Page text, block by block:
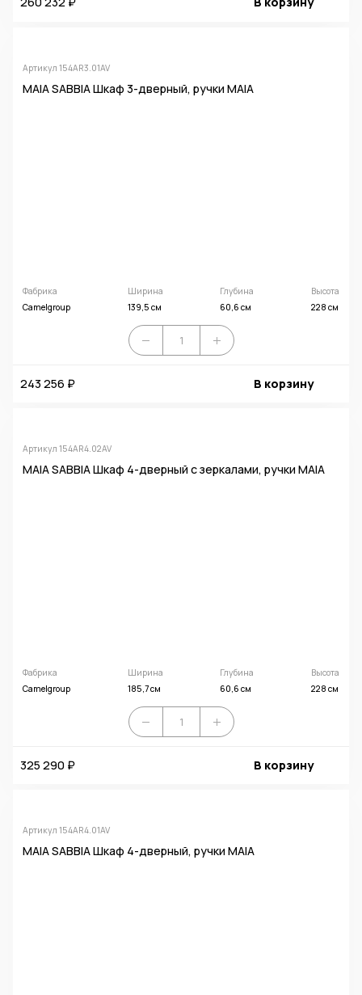
Артикул 154AR3.01AV
MAIA SABBIA Шкаф 3-дверный, ручки MAIA
Фабрика
Camelgroup
Ширина
139,5 см
Глубина
60,6 см
Высота
228 см
243 256 ₽ В корзину
Артикул 154AR4.02AV
MAIA SABBIA Шкаф 4-дверный с зеркалами, ручки MAIA
Фабрика
Camelgroup
Ширина
185,7 см
Глубина
60,6 см
Высота
228 см
325 290 ₽ В корзину
Артикул 154AR4.01AV
MAIA SABBIA Шкаф 4-дверный, ручки MAIA